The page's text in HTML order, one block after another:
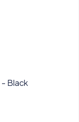
- Black